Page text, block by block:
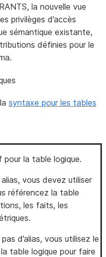
la nouvelle vue
privilèges d’accès
sémantique existante,
définies pour le
syntaxe pour les tables
la table logique.
vous devez utiliser
référencez la table
les faits, les
d’alias, vous utilisez le
table logique pour faire